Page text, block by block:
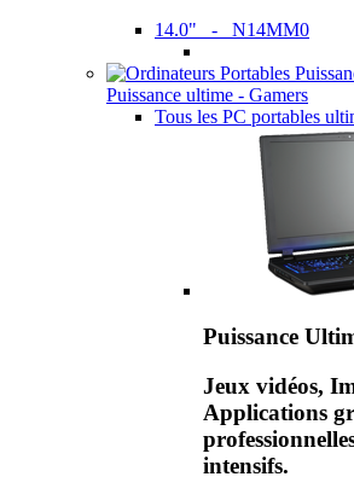
14.0" - N14MM0
Puissance ultime - Gamers
Tous les PC portables
Puissance
Jeux vidéos,
Applications
intensifs.